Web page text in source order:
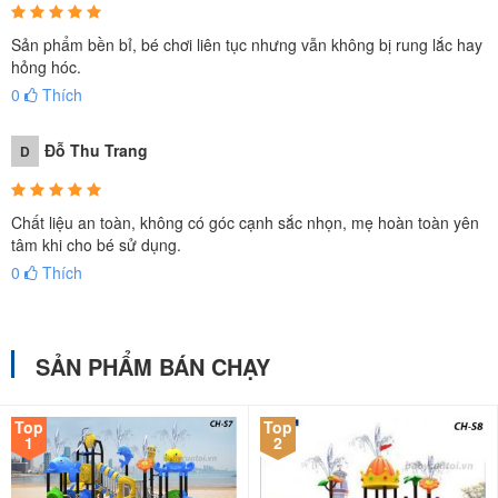
Cầu trượt được phối màu tươi tắn, thu hút thị giác
hứng thú cho trẻ ngay từ cái nhìn đầu tiên. Một số mẫu còn tích
hợp hình thú dễ thương. giúp bé phát triển khả năng nhận biết hình
khối và màu sắc.
Sản phẩm bền bỉ, bé chơi liên tục nhưng vẫn không bị rung lắc hay
hỏng hóc.
0
Thích
D Đỗ Thu Trang
Chất liệu an toàn, không có góc cạnh sắc nhọn, mẹ hoàn toàn yên
tâm khi cho bé sử dụng.
0
Thích
SẢN PHẨM BÁN CHẠY
Top
1
Top
2